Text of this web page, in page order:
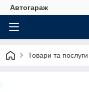
Автогараж
Товари та послуги